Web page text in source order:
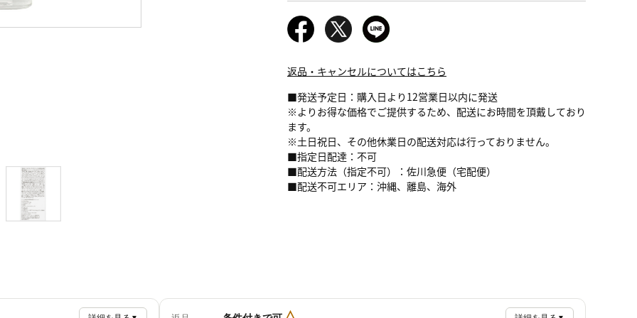
返品・キャンセルについてはこちら
■発送予定日：購入日より12営業日以内に発送
※よりお得な価格でご提供するため、配送にお時間を頂戴しており
ます。
※土日祝日、その他休業日の配送対応は行っておりません。
■指定日配達：不可
■配送方法（指定不可）：佐川急便（宅配便）
■配送不可エリア：沖縄、離島、海外